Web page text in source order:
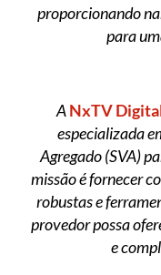
proporcionando
para
ANxTV
especializada
Agregado (SVA)
missão é fornecer
robustas e
provedor possa
e